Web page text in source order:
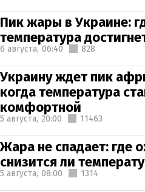
Пик жары в Украине:
температура
6 августа, 06:40 828
Украину ждет пик
когда температура
комфортной
5 августа, 20:00 11463
Жара не спадает: где
снизится ли
5 августа, 08:00 1314